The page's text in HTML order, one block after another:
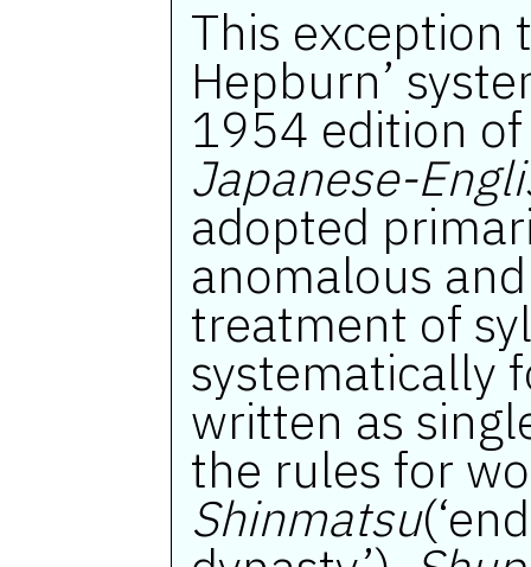
This exception
Hepburn’
1954 edition
Japanese-
adopted
anomalous
treatment of
systematically
written as
the rules for
Shinmatsu